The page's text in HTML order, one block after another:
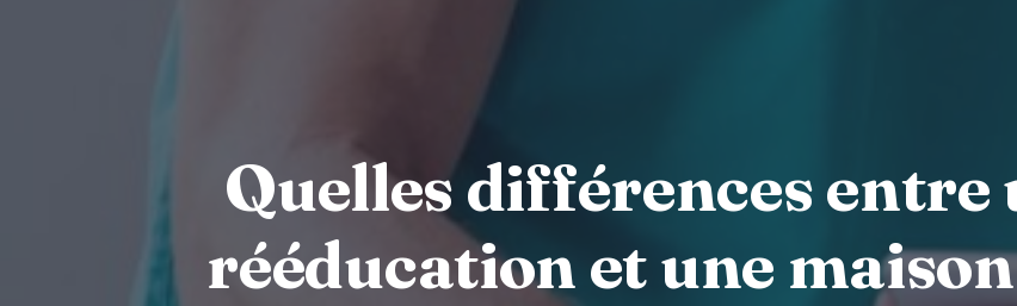
Quelles différences entre
rééducation et une